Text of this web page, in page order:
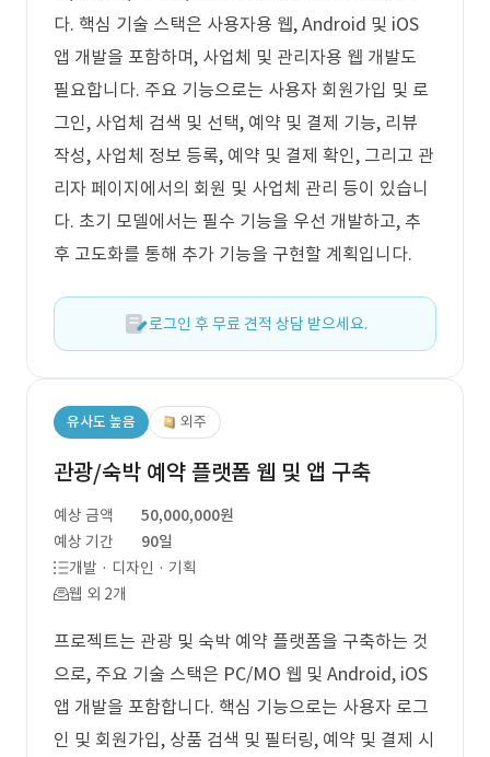
다. 핵심 기술 스택은 사용자용 웹, Android 및 iOS
앱 개발을 포함하며, 사업체 및 관리자용 웹 개발도
필요합니다. 주요 기능으로는 사용자 회원가입 및 로
그인, 사업체 검색 및 선택, 예약 및 결제 기능, 리뷰
작성, 사업체 정보 등록, 예약 및 결제 확인, 그리고 관
리자 페이지에서의 회원 및 사업체 관리 등이 있습니
다. 초기 모델에서는 필수 기능을 우선 개발하고, 추
후 고도화를 통해 추가 기능을 구현할 계획입니다.
로그인 후 무료 견적 상담 받으세요.
유사도 높음 외주
관광/숙박 예약 플랫폼 웹 및 앱 구축
예상 금액
50,000,000원
예상 기간
90일
개발 · 디자인 · 기획
웹 외 2개
프로젝트는 관광 및 숙박 예약 플랫폼을 구축하는 것
으로, 주요 기술 스택은 PC/MO 웹 및 Android, iOS
앱 개발을 포함합니다. 핵심 기능으로는 사용자 로그
인 및 회원가입, 상품 검색 및 필터링, 예약 및 결제 시